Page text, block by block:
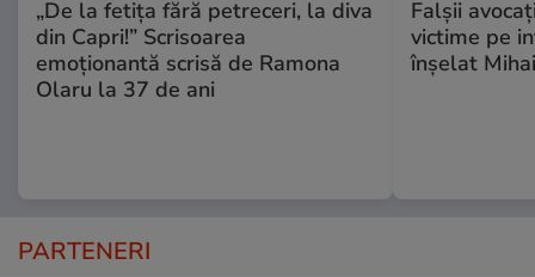
„De la fetița fără petreceri, la diva
din Capri!” Scrisoarea
emoționantă scrisă de Ramona
Olaru la 37 de ani
Falşii
victime pe
înşelat
PARTENERI